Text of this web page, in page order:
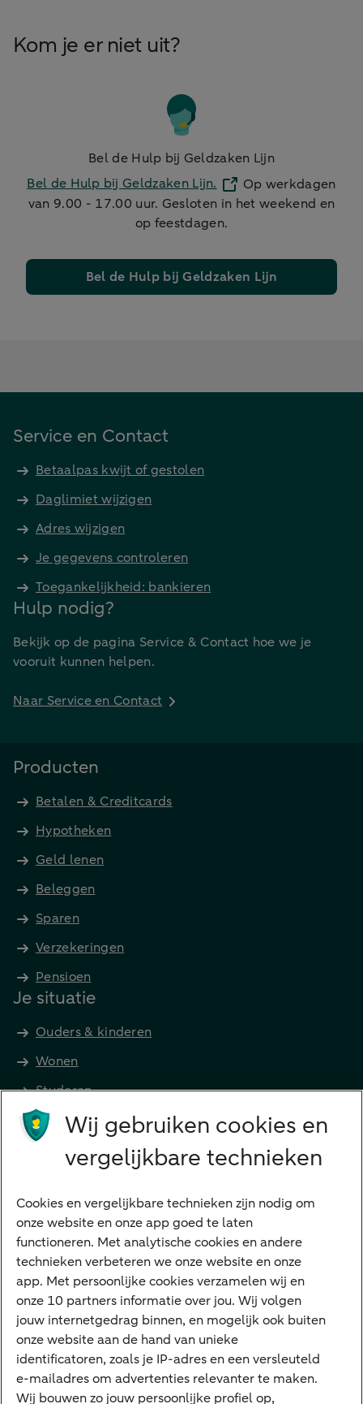
Kom je er niet uit?
Bel de Hulp bij Geldzaken Lijn
Bel de Hulp bij Geldzaken Lijn.
Op werkdagen
van 9.00 - 17.00 uur. Gesloten in het weekend en
op feestdagen.
Bel de Hulp bij Geldzaken Lijn
Service en Contact
Betaalpas kwijt of gestolen
Daglimiet wijzigen
Adres wijzigen
Je gegevens controleren
Toegankelijkheid: bankieren
Hulp nodig?
Bekijk op de pagina Service & Contact hoe we je
vooruit kunnen helpen.
Naar Service en Contact
Producten
Betalen & Creditcards
Hypotheken
Geld lenen
Beleggen
Sparen
Verzekeringen
Pensioen
Je situatie
Ouders & kinderen
Wonen
Studeren
Preferred Banking
Digitale diensten
Internet Bankieren
ABN AMRO app
Tikkie
Apple Pay
Google Pay
Veilig bankieren
Wij gebruiken cookies en
vergelijkbare technieken
Cookies en vergelijkbare technieken zijn nodig om
onze website en onze app goed te laten
functioneren. Met analytische cookies en andere
technieken verbeteren we onze website en onze
app. Met persoonlijke cookies verzamelen wij en
onze 10 partners informatie over jou. Wij volgen
jouw internetgedrag binnen, en mogelijk ook buiten
onze website aan de hand van unieke
identificatoren, zoals je IP-adres en een versleuteld
e-mailadres om advertenties relevanter te maken.
Wij bouwen zo jouw persoonlijke profiel op,